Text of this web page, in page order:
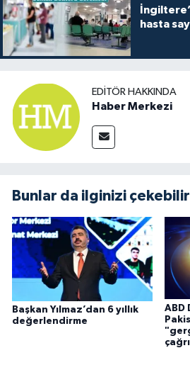
hasta
EDITÖR HAKKINDA
Haber Merkezi
Bunlar da ilginizi çekebilir
Başkan Yılmaz’dan 6 yıllık
değerlendirme
ABD